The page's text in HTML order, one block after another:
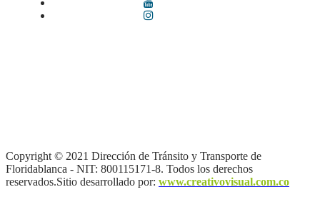
Copyright © 2021 Dirección de Tránsito y Transporte de
Floridablanca - NIT: 800115171-8. Todos los derechos
reservados.Sitio desarrollado por: www.creativovisual.com.co